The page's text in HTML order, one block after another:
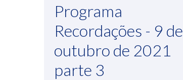
Programa
Recordações - 9 de
outubro de 2021
parte 3